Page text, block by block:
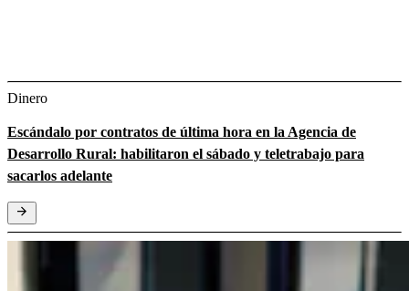
Dinero
Escándalo por contratos de última hora en la Agencia de
Desarrollo Rural: habilitaron el sábado y teletrabajo para
sacarlos adelante